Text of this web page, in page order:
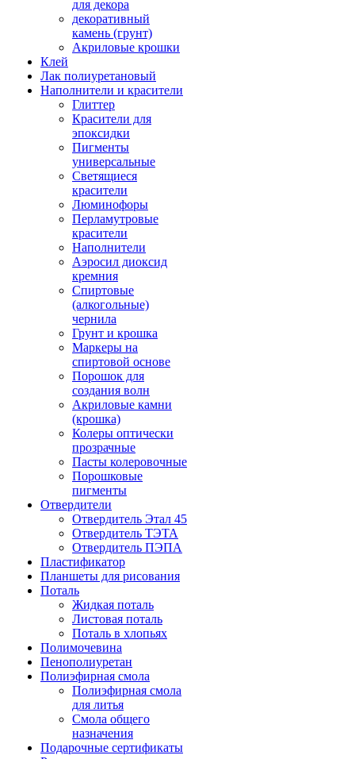
для декора
декоративный
камень (грунт)
Акриловые крошки
Клей
Лак полиуретановый
Наполнители и красители
Глиттер
Красители для
эпоксидки
Пигменты
универсальные
Светящиеся
красители
Люминофоры
Перламутровые
красители
Наполнители
Аэросил диоксид
кремния
Спиртовые
(алкогольные)
чернила
Грунт и крошка
Маркеры на
спиртовой основе
Порошок для
создания волн
Акриловые камни
(крошка)
Колеры оптически
прозрачные
Пасты колеровочные
Порошковые
пигменты
Отвердители
Отвердитель Этал 45
Отвердитель ТЭТА
Отвердитель ПЭПА
Пластификатор
Планшеты для рисования
Поталь
Жидкая поталь
Листовая поталь
Поталь в хлопьях
Полимочевина
Пенополиуретан
Полиэфирная смола
Полиэфирная смола
для литья
Смола общего
назначения
Подарочные сертификаты